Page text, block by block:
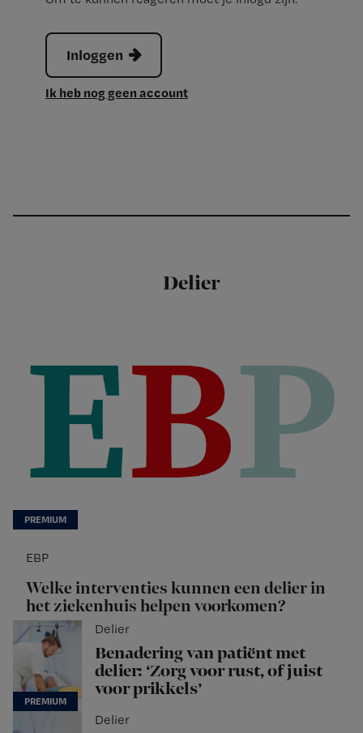
Inloggen
Ik heb nog geen account
Delier
EBP
Welke interventies kunnen een delier in
het ziekenhuis helpen voorkomen?
Delier
Benadering van patiënt met
delier: ‘Zorg voor rust, of juist
voor prikkels’
Delier